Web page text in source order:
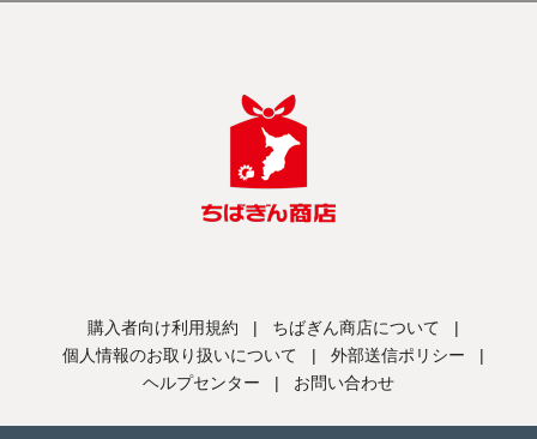
購入者向け利用規約 | ちばぎん商店について
|
個人情報のお取り扱いについて
| 外部送信ポリシー
|
ヘルプセンター
| お問い合わせ